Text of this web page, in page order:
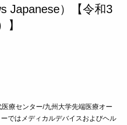
Japanese）【令和3
】
療センター/九州大学先端医療オー
では メディカルデバイスおよびヘル